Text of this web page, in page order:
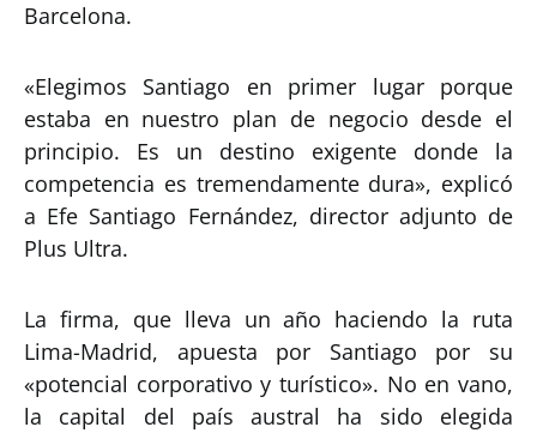
Barcelona.
«Elegimos Santiago en primer lugar porque
estaba en nuestro plan de negocio desde el
principio. Es un destino exigente donde la
competencia es tremendamente dura», explicó
a Efe Santiago Fernández, director adjunto de
Plus Ultra.
La firma, que lleva un año haciendo la ruta
Lima-Madrid, apuesta por Santiago por su
«potencial corporativo y turístico». No en vano,
la capital del país austral ha sido elegida